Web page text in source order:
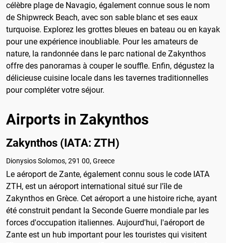
célèbre plage de Navagio, également connue sous le nom
de Shipwreck Beach, avec son sable blanc et ses eaux
turquoise. Explorez les grottes bleues en bateau ou en kayak
pour une expérience inoubliable. Pour les amateurs de
nature, la randonnée dans le parc national de Zakynthos
offre des panoramas à couper le souffle. Enfin, dégustez la
délicieuse cuisine locale dans les tavernes traditionnelles
pour compléter votre séjour.
Airports in Zakynthos
Zakynthos (IATA: ZTH)
Dionysios Solomos, 291 00, Greece
Le aéroport de Zante, également connu sous le code IATA
ZTH, est un aéroport international situé sur l'île de
Zakynthos en Grèce. Cet aéroport a une histoire riche, ayant
été construit pendant la Seconde Guerre mondiale par les
forces d'occupation italiennes. Aujourd'hui, l'aéroport de
Zante est un hub important pour les touristes qui visitent